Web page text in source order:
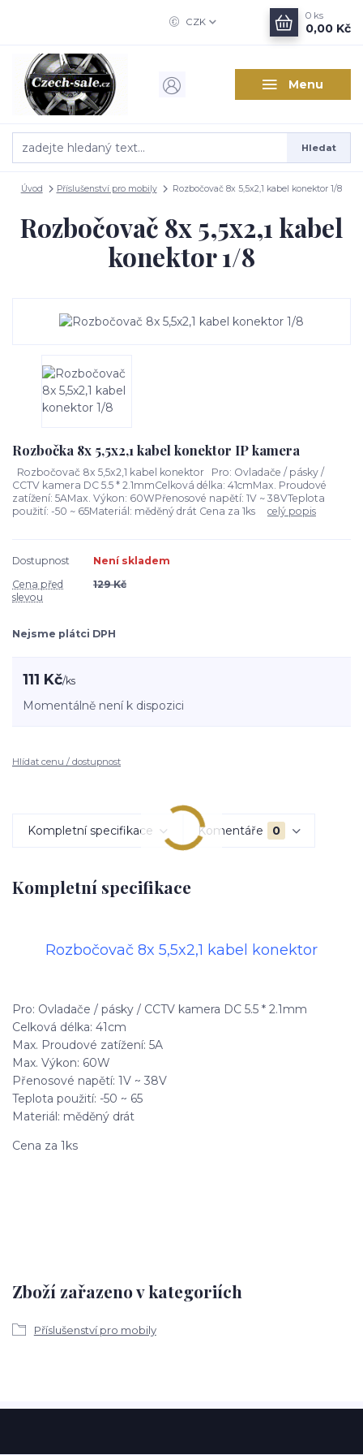
Menu
CZK
Hledat
0 ks
0,00 Kč
Úvod Příslušenství pro mobily Rozbočovač 8x 5,5x2,1 kabel konektor 1/8
Rozbočovač 8x 5,5x2,1 kabel
konektor 1/8
Rozbočka 8x 5,5x2,1 kabel konektor IP kamera
Rozbočovač 8x 5,5x2,1 kabel konektor Pro: Ovladače / pásky /
CCTV kamera DC 5.5 * 2.1mmCelková délka: 41cmMax. Proudové
zatížení: 5AMax. Výkon: 60WPřenosové napětí: 1V ~ 38VTeplota
použití: -50 ~ 65Materiál: měděný drát Cena za 1ks celý popis
Dostupnost
Není skladem
Cena před
slevou
129 Kč
Nejsme plátci DPH
111 Kč/ks
Momentálně není k dispozici
Hlídat cenu / dostupnost
Kompletní specifikace Komentáře 0
Kompletní specifikace
Rozbočovač 8x 5,5x2,1 kabel konektor
Pro: Ovladače / pásky / CCTV kamera DC 5.5 * 2.1mm
Celková délka: 41cm
Max. Proudové zatížení: 5A
Max. Výkon: 60W
Přenosové napětí: 1V ~ 38V
Teplota použití: -50 ~ 65
Materiál: měděný drát
Cena za 1ks
Zboží zařazeno v kategoriích
Příslušenství pro mobily